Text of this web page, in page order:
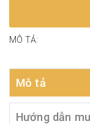
MÔ TẢ:
Mô tả
Hướng dẫn